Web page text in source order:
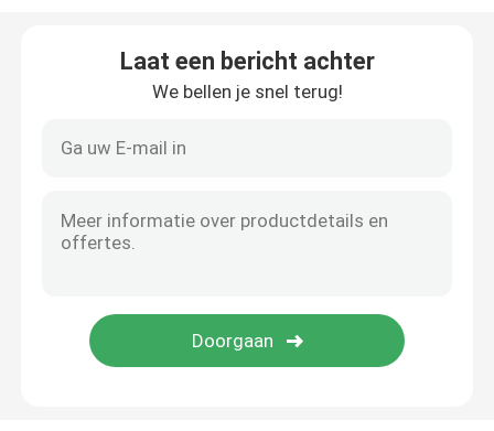
Laat een bericht achter
We bellen je snel terug!